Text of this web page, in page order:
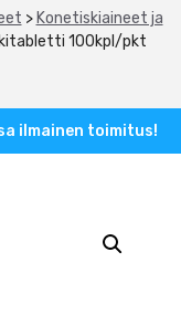
> Konetiskiaineet ja
100kpl/pkt
ilmainen toimitus!